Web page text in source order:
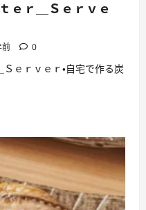
ｅｒ＿Ｓｅｒｖｅ
前 0
ｅｒｖｅｒ・自宅で作る炭